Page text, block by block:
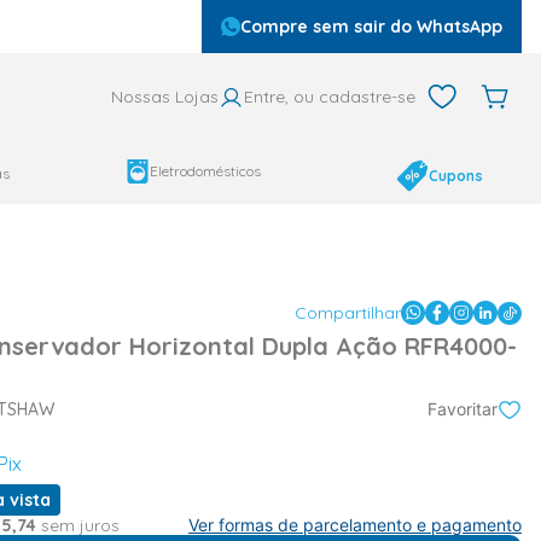
Compre sem sair do WhatsApp
Nossas Lojas Entre, ou cadastre-se
Eletrodomésticos Cupons
Compartilhar
Horizontal Dupla Ação RFR4000-
Favoritar
vista
,74 sem juros Ver formas de parcelamento e pagamento